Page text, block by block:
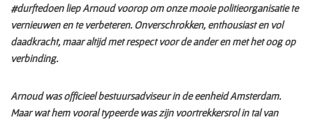
#durftedoen liep Arnoud voorop om onze mooie politieorganisatie te
vernieuwen en te verbeteren. Onverschrokken, enthousiast en vol
daadkracht, maar altijd met respect voor de ander en met het oog op
verbinding.
Arnoud was officieel bestuursadviseur in de eenheid Amsterdam.
Maar wat hem vooral typeerde was zijn voortrekkersrol in tal van